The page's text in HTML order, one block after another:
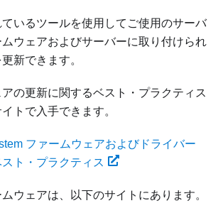
いるツールを使用してご使用のサーバ
ウェアおよびサーバーに取り付けられ
新できます。
の更新に関するベスト・プラクティス
トで入手できます。
ファームウェアおよびドライバー
ト・プラクティス
ウェアは、以下のサイトにあります。